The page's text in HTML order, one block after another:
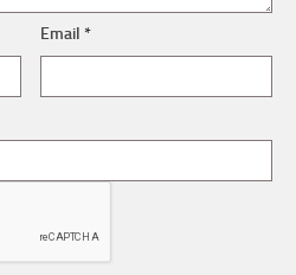
Email*